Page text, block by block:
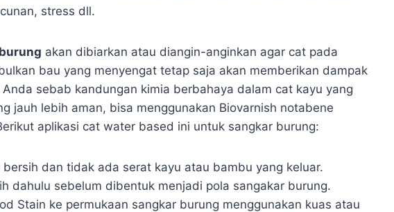
stress dll.
akan dibiarkan atau diangin-anginkan agar cat pada
bau yang menyengat tetap saja akan memberikan dampak
sebab kandungan kimia berbahaya dalam cat kayu yang
jauh lebih aman, bisa menggunakan Biovarnish notabene
aplikasi cat water based ini untuk sangkar burung:
dan tidak ada serat kayu atau bambu yang keluar.
dahulu sebelum dibentuk menjadi pola sangakar burung.
Stain ke permukaan sangkar burung menggunakan kuas atau